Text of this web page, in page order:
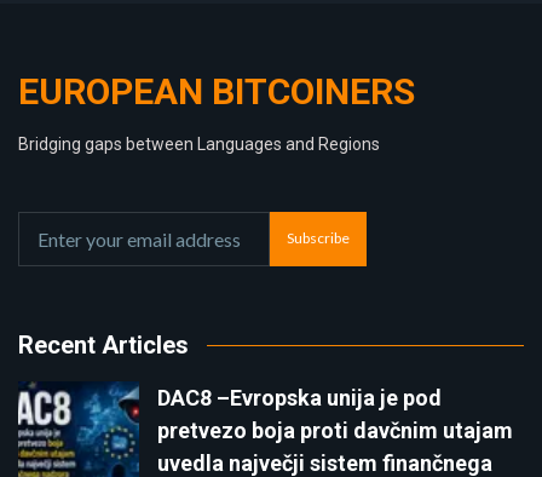
EUROPEAN BITCOINERS
Bridging gaps between Languages and Regions
Subscribe
Recent Articles
DAC8 –Evropska unija je pod
pretvezo boja proti davčnim utajam
uvedla največji sistem finančnega